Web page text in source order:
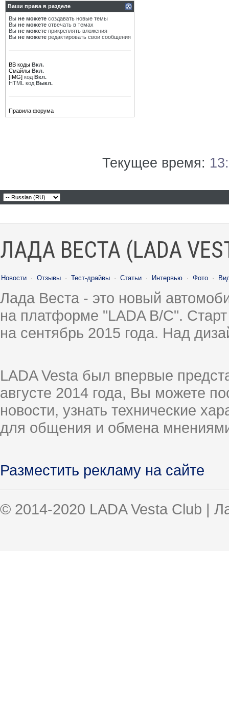
Ваши права в разделе
Вы не можете создавать новые темы
Вы не можете отвечать в темах
Вы не можете прикреплять вложения
Вы не можете редактировать свои сообщения
BB коды Вкл.
Смайлы Вкл.
[IMG] код Вкл.
HTML код Выкл.
Правила форума
Текущее время:
ЛАДА ВЕСТА (LADA
Новости · Отзывы · Тест-драйвы · Статьи · Интервью · Фото ·
Лада Веста - это новый
на платформе "LADA B/C".
на сентябрь 2015 года. Над
LADA Vesta был впервые
августе 2014 года, Вы можете
новости, узнать технические
для общения и обмена
Разместить рекламу на сайте
© 2014-2020 LADA Vesta Club |